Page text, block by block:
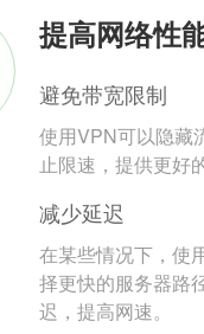
提高网络性
避免带宽限制
使用VPN可以隐藏
止限速，提供更好
减少延迟
在某些情况下，使
择更快的服务器路
迟，提高网速。